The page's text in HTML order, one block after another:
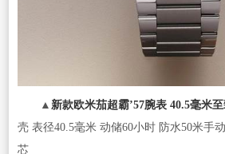
▲ 新款欧米茄超霸’57腕表 40.5毫米
壳 表径40.5毫米 动储60小时 防水50米手
芯